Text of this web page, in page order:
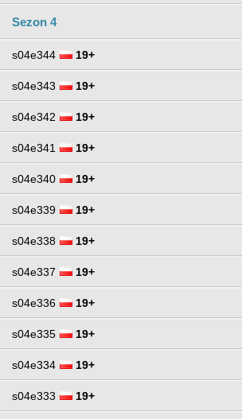
Sezon 4
s04e344 19+
s04e343 19+
s04e342 19+
s04e341 19+
s04e340 19+
s04e339 19+
s04e338 19+
s04e337 19+
s04e336 19+
s04e335 19+
s04e334 19+
s04e333 19+